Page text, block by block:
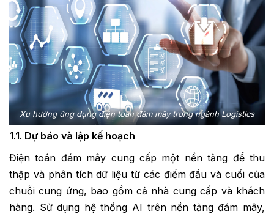
Xu hướng ứng dụng điện toán đám mây trong ngành Logistics
1.1. Dự báo và lập kế hoạch
Điện toán đám mây cung cấp một nền tảng để thu
thập và phân tích dữ liệu từ các điểm đầu và cuối của
chuỗi cung ứng, bao gồm cả nhà cung cấp và khách
hàng. Sử dụng hệ thống AI trên nền tảng đám mây,